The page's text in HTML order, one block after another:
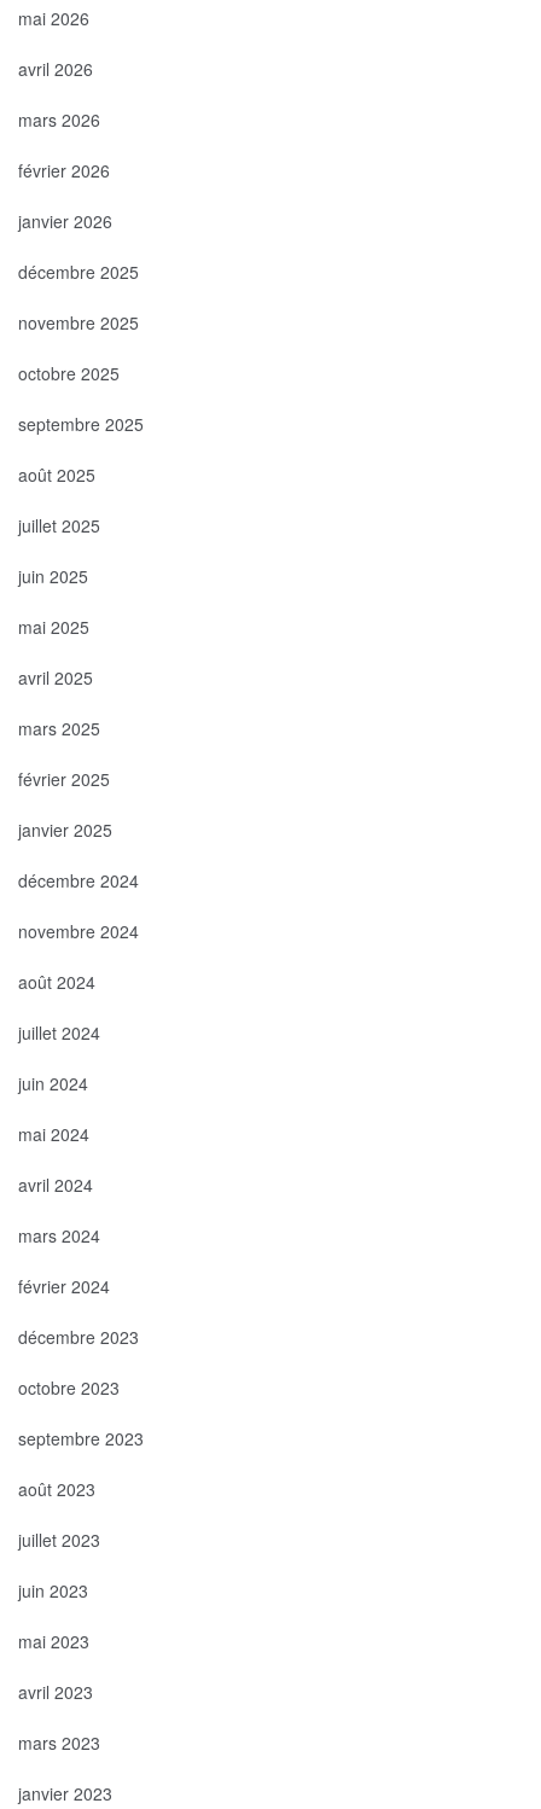
mai 2026
avril 2026
mars 2026
février 2026
janvier 2026
décembre 2025
novembre 2025
octobre 2025
septembre 2025
août 2025
juillet 2025
juin 2025
mai 2025
avril 2025
mars 2025
février 2025
janvier 2025
décembre 2024
novembre 2024
août 2024
juillet 2024
juin 2024
mai 2024
avril 2024
mars 2024
février 2024
décembre 2023
octobre 2023
septembre 2023
août 2023
juillet 2023
juin 2023
mai 2023
avril 2023
mars 2023
janvier 2023